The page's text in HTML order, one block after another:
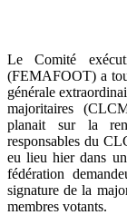
Le Comité
(FEMAFOOT) a
générale
majoritaires
planait sur la
responsables du
eu lieu hier dans
fédération
signature de la
membres votants.